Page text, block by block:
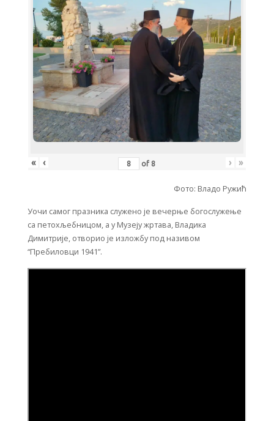
« ‹ of 8 › »
Фото: Владо Ружић
Уочи самог празника служено је вечерње богослужење
са петохљебницом, а у Музеју жртава, Владика
Димитрије, отворио је изложбу под називом
“Пребиловци 1941”.